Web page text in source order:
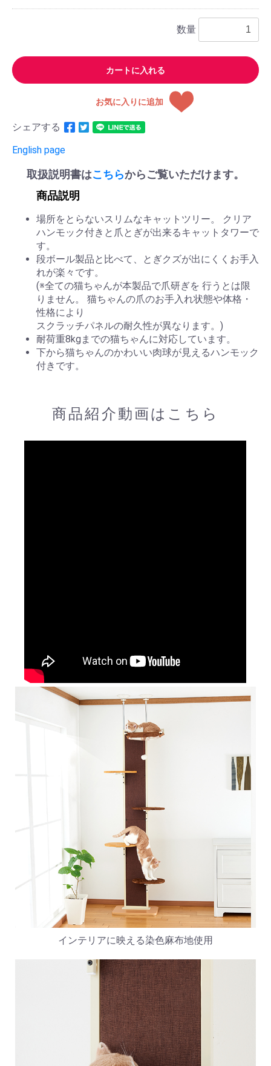
数量
カートに入れる
お気に入りに追加
シェアする
English page
取扱説明書はこちらからご覧いただけます。
商品説明
場所をとらないスリムなキャットツリー。 クリア
ハンモック付きと爪とぎが出来るキャットタワーで
す。
段ボール製品と比べて、とぎクズが出にくくお手入
れが楽々です。
(※全ての猫ちゃんが本製品で爪研ぎを 行うとは限
りません。 猫ちゃんの爪のお手入れ状態や体格・
性格により
スクラッチパネルの耐久性が異なります。)
耐荷重8kgまでの猫ちゃんに対応しています。
下から猫ちゃんのかわいい肉球が見えるハンモック
付きです。
商品紹介動画はこちら
インテリアに映える染色麻布地使用